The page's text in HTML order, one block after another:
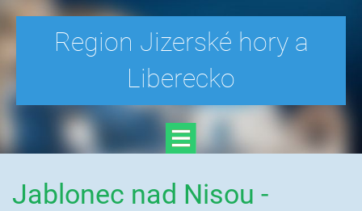
Region Jizerské hory a
Liberecko
Jablonec nad Nisou -